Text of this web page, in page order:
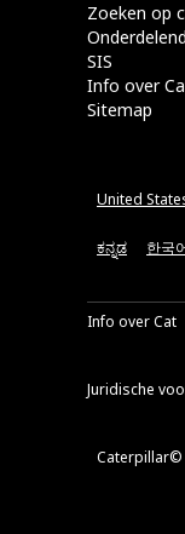
Zoeken op
SIS
Info over
Sitemap
United
ಕನ್ನಡ 한국
Info over Cat
Juridische
Caterpillar©